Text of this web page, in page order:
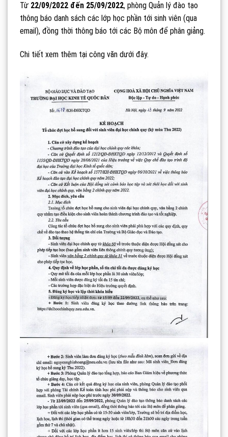
Từ 22/09/2022 đến 25/09/2022, phòng Quản lý đào tạo
thông báo danh sách các lớp học phần tới sinh viên (qua
email), đồng thời thông báo tới các Bộ môn để phân giảng.
Chi tiết xem thêm tại công văn dưới đây.